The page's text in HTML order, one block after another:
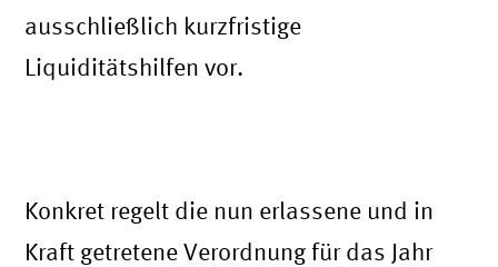
ausschließlich kurzfristige
Liquiditätshilfen vor.
Konkret regelt die nun erlassene und in
Kraft getretene Verordnung für das Jahr